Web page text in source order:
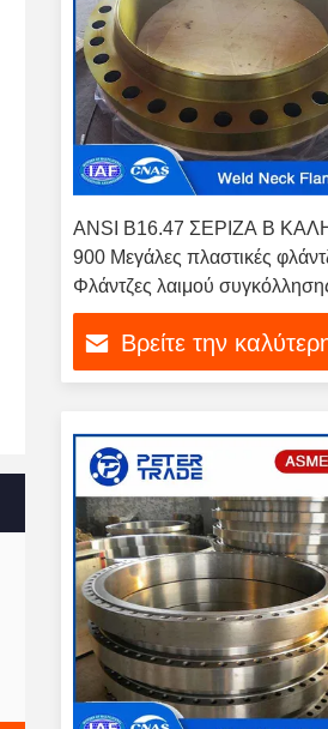
ANSI B16.47 ΣΕΡΙΖΑ Β
900 Μεγάλες πλαστικές
Φλάντζες λαιμού
άνθρακα και χάλυβα και
φλάντζες RF FF
Βρείτε την